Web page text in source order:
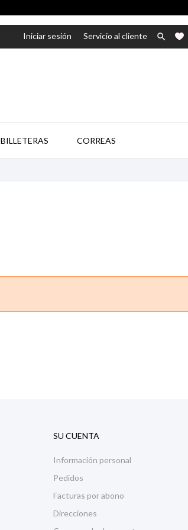
Iniciar sesión Servicio al cliente 
BILLETERAS CORREAS
SU CUENTA
Información personal
Pedidos
Facturas por abono
Direcciones